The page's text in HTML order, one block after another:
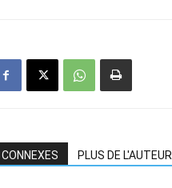
PLUS DE L'AUTEUR